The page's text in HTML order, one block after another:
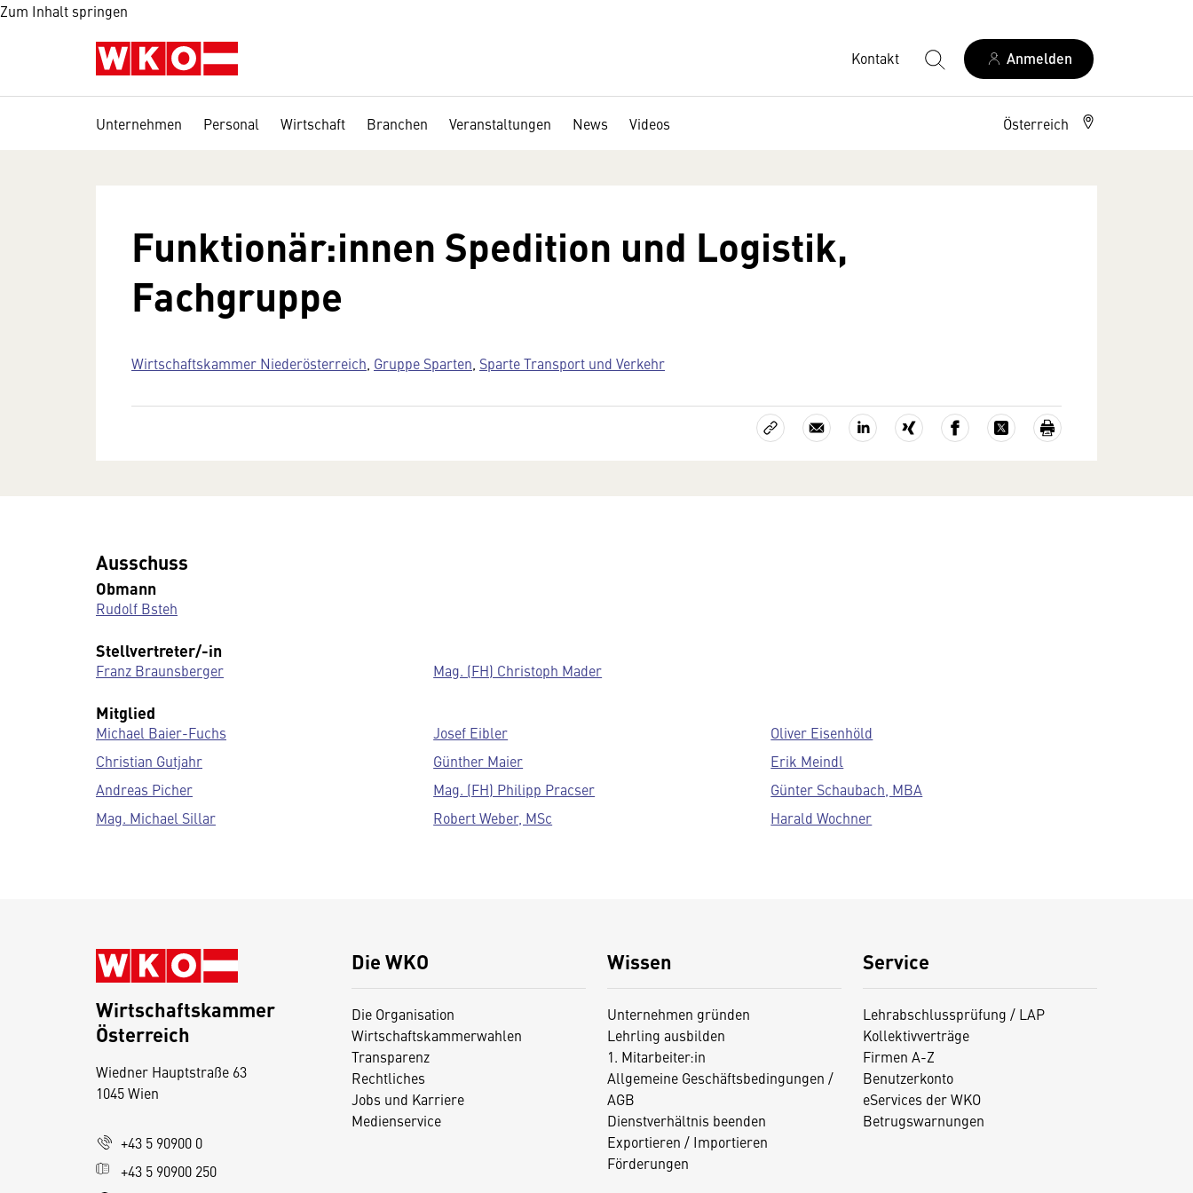
Zum Inhalt springen
Kontakt Anmelden
Unternehmen Personal Wirtschaft Branchen Veranstaltungen News Videos Österreich
Funktionär:innen Spedition und Logistik,
Fachgruppe
Wirtschaftskammer Niederösterreich Gruppe Sparten Sparte Transport und Verkehr
Ausschuss
Obmann
Rudolf Bsteh
Stellvertreter/-in
Franz Braunsberger Mag. (FH) Christoph Mader
Mitglied
Michael Baier-Fuchs Josef Eibler
Oliver Eisenhöld
Christian Gutjahr
Günther Maier
Erik Meindl
Andreas Picher
Mag. (FH) Philipp Pracser
Günter Schaubach, MBA
Mag. Michael Sillar
Robert Weber, MSc Harald Wochner
Die WKO
Die Organisation
Wirtschaftskammerwahlen
Transparenz
Rechtliches
Jobs und Karriere
Medienservice
Wissen
Unternehmen gründen
Lehrling ausbilden
1. Mitarbeiter:in
Allgemeine Geschäftsbedingungen /
AGB
Dienstverhältnis beenden
Exportieren / Importieren
Förderungen
Service
Lehrabschlussprüfung / LAP
Kollektivverträge
Firmen A-Z
Benutzerkonto
eServices der WKO
Betrugswarnungen
Wirtschaftskammer
Österreich
Wiedner Hauptstraße 63
1045 Wien
+43 5 90900 0
+43 5 90900 250